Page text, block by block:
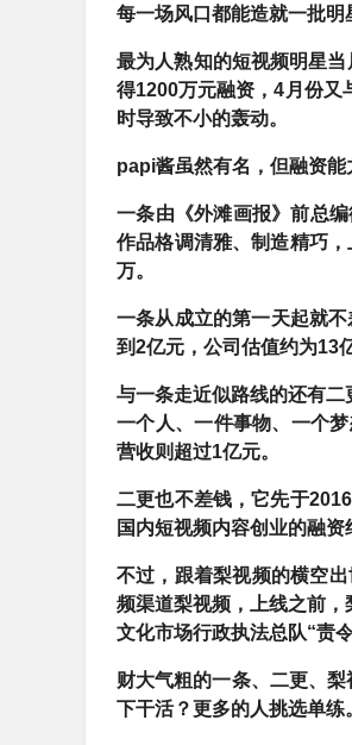
每一场风口都能造就一批明
最为人熟知的短视频明星
得1200万元融资，4月份又
时导致不小的轰动。
papi酱虽然有名，但融资能
一条由《外滩画报》前总
作品格调清雅、制造精巧
万。
一条从成立的第一天起就
到2亿元，公司估值约为13
与一条走近似路线的还有
一个人、一件事物、一个
营收则超过1亿元。
二更也不差钱，它先于
国内短视频内容创业的融资
不过， 跟着梨视频的横空
频渠道梨视频，上线之前
文化市场行政执法总队“责
财大气粗的一条、二更、
下干活？更多的人挑选单练